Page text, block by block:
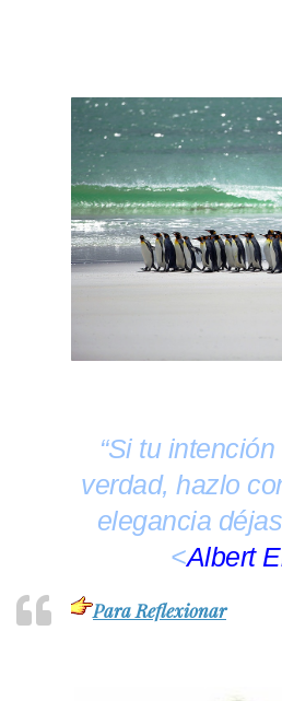
“Si tu
verdad, hazlo
elegancia
<Albert
Para Reflexionar